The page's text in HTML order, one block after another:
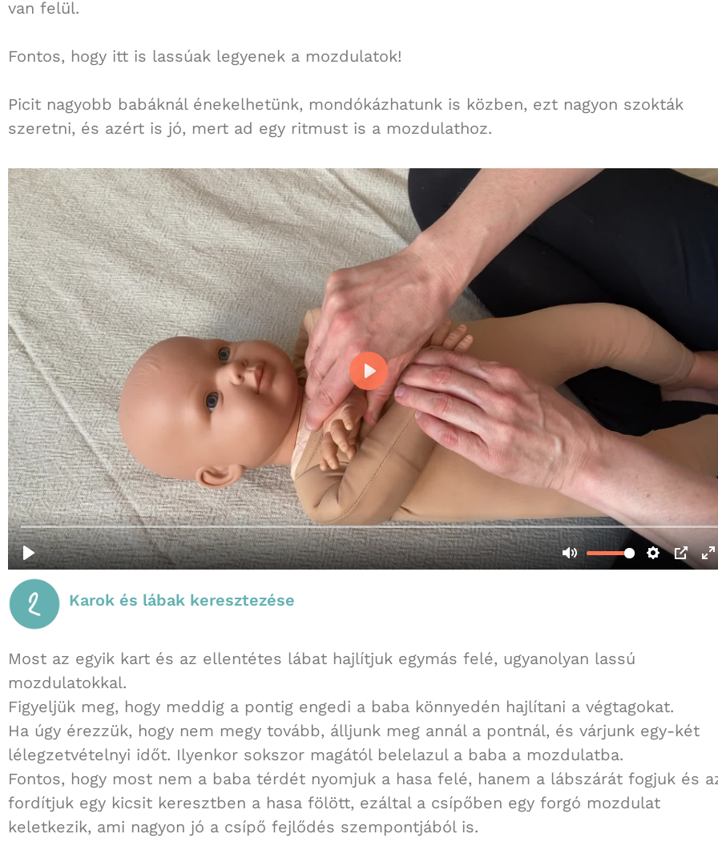
van felül.
Fontos, hogy itt is lassúak legyenek a mozdulatok!
Picit nagyobb babáknál énekelhetünk, mondókázhatunk is közben, ezt nagyon szokták
szeretni, és azért is jó, mert ad egy ritmust is a mozdulathoz.
Karok és lábak keresztezése
Most az egyik kart és az ellentétes lábat hajlítjuk egymás felé, ugyanolyan lassú
mozdulatokkal.
Figyeljük meg, hogy meddig a pontig engedi a baba könnyedén hajlítani a végtagokat.
Ha úgy érezzük, hogy nem megy tovább, álljunk meg annál a pontnál, és várjunk egy-két
lélegzetvételnyi időt. Ilyenkor sokszor magától belelazul a baba a mozdulatba.
Fontos, hogy most nem a baba térdét nyomjuk a hasa felé, hanem a lábszárát fogjuk és
fordítjuk egy kicsit keresztben a hasa fölött, ezáltal a csípőben egy forgó mozdulat
keletkezik, ami nagyon jó a csípő fejlődés szempontjából is.